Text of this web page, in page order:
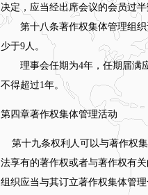
决定，应当经出席会议的会员过半
第十八条著作权集体管理组织
少于9人。
理事会任期为4年，任期届满应
不得超过1年。
第四章著作权集体管理活动
第十九条权利人可以与著作权
法享有的著作权或者与著作权有
组织应当与其订立著作权集体管理